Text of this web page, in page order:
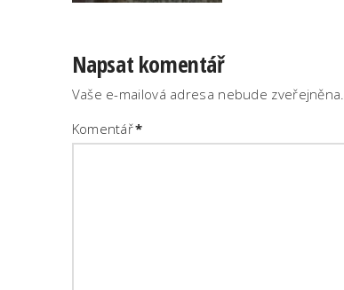
Napsat komentář
Vaše e-mailová adresa nebude zveřejněna.
Komentář*